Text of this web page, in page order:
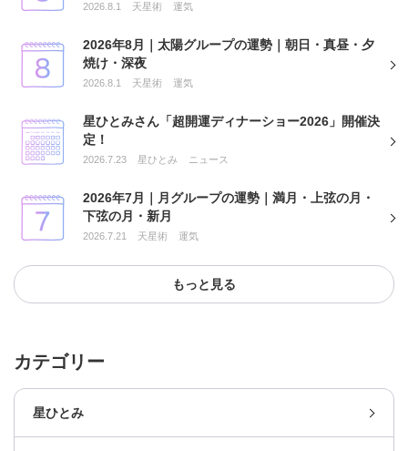
2026.8.1 天星術 運気
2026年8月｜太陽グループの運勢｜朝日・真昼・夕
焼け・深夜
2026.8.1 天星術 運気
星ひとみさん「超開運ディナーショー2026」開催決
定！
2026.7.23 星ひとみ ニュース
2026年7月｜月グループの運勢｜満月・上弦の月・
下弦の月・新月
2026.7.21 天星術 運気
もっと見る
カテゴリー
星ひとみ